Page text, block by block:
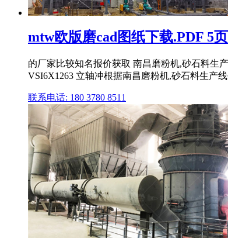
mtw欧版磨cad图纸下载.PDF 5
的厂家比较知名报价获取 南昌磨粉机,砂石料生
VSI6X1263 立轴冲根据南昌磨粉机,砂石料生产
联系电话: 180 3780 8511